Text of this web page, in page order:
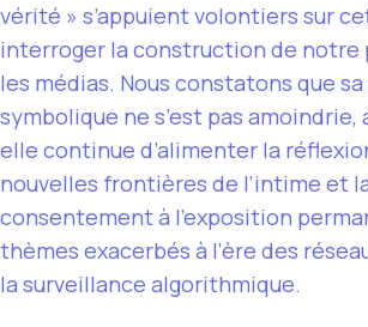
vérité » s’appuient volontiers sur
interroger la construction de notre
les médias. Nous constatons que
symbolique ne s’est pas amoindrie,
elle continue d’alimenter la
nouvelles frontières de l’intime et
consentement à l’exposition
thèmes exacerbés à l’ère des
la surveillance algorithmique.